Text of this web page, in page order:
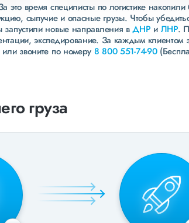
время специлисты по логистике
сыпучие и опасные грузы. Чтобы
новые направления вДНР и ЛНР.
экспедирование. За каждым
звоните по номеру 8 800 551-74-90
груза